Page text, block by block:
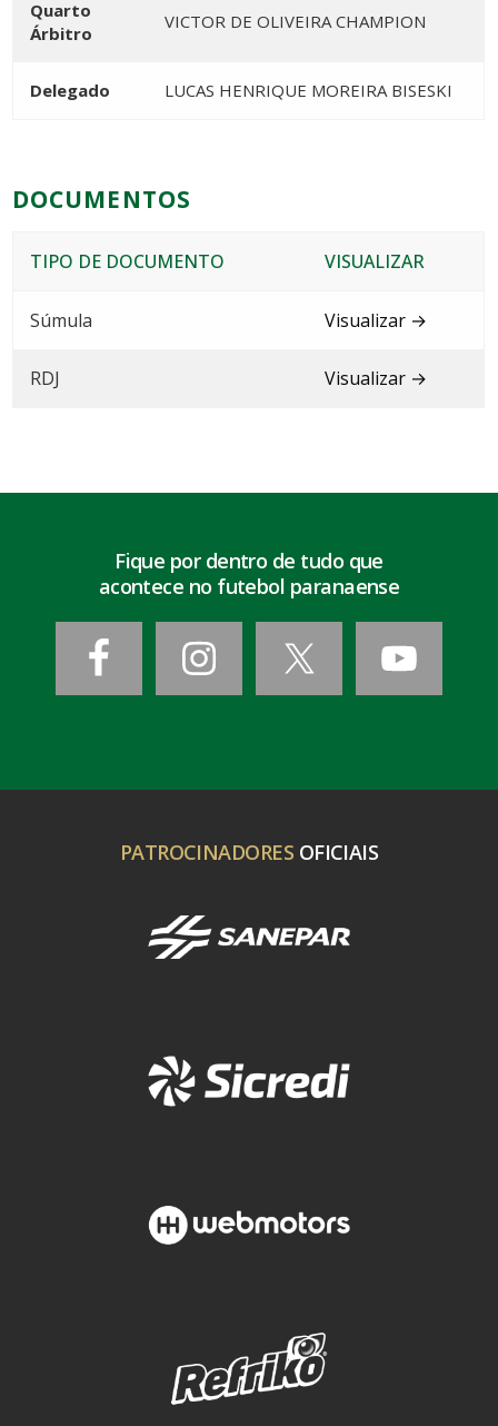
Quarto
Árbitro
VICTOR DE OLIVEIRA CHAMPION
Delegado LUCAS HENRIQUE MOREIRA BISESKI
DOCUMENTOS
TIPO DE DOCUMENTO VISUALIZAR
Súmula Visualizar →
RDJ Visualizar →
Fique por dentro de tudo que
acontece no futebol paranaense
PATROCINADORES OFICIAIS